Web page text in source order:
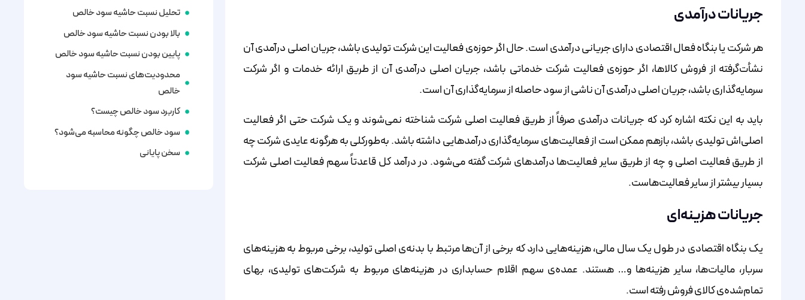
جریانات درآمدی
هر شرکت یا بنگاه فعال اقتصادی دارای جریانی درآمدی است. حال اگر حوزه‌ی فعالیت این شرکت تولیدی باشد، جریان اصلی درآمدی آن
نشأت‌گرفته از فروش کالاها، اگر حوزه‌ی فعالیت شرکت خدماتی باشد، جریان اصلی درآمدی آن از طریق ارائه خدمات و اگر شرکت
سرمایه‌گذاری باشد، جریان اصلی درآمدی آن ناشی از سود حاصله از سرمایه‌گذاری آن است.
باید به این نکته اشاره کرد که جریانات درآمدی صرفاً از طریق فعالیت اصلی شرکت شناخته نمی‌شوند و یک شرکت حتی اگر فعالیت
اصلی‌اش تولیدی باشد، بازهم ممکن است از فعالیت‌های سرمایه‌گذاری درآمدهایی داشته باشد. به‌طورکلی به هرگونه عایدی شرکت چه
از طریق فعالیت اصلی و چه از طریق سایر فعالیت‌ها درآمدهای شرکت گفته می‌شود. در درآمد کل قاعدتاً سهم فعالیت اصلی شرکت
بسیار بیشتر از سایر فعالیت‌هاست.
جریانات هزینه‌ای
یک بنگاه اقتصادی در طول یک سال مالی، هزینه‌هایی دارد که برخی از آن‌ها مرتبط با بدنه‌ی اصلی تولید، برخی مربوط به هزینه‌های
سربار، مالیات‌ها، سایر هزینه‌ها و… هستند. عمده‌ی سهم اقلام حسابداری در هزینه‌های مربوط به شرکت‌های تولیدی، بهای
تمام‌شده‌ی کالای فروش رفته است.
تحلیل نسبت حاشیه سود خالص
بالا بودن نسبت حاشیه سود خالص
پایین بودن نسبت حاشیه سود خالص
محدودیت‌های نسبت حاشیه سود
خالص
کاربرد سود خالص چیست؟
سود خالص چگونه محاسبه می‌شود؟
سخن پایانی